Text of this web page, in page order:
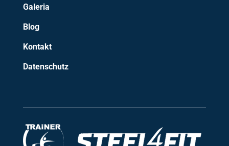
Galeria
Blog
Kontakt
Datenschutz